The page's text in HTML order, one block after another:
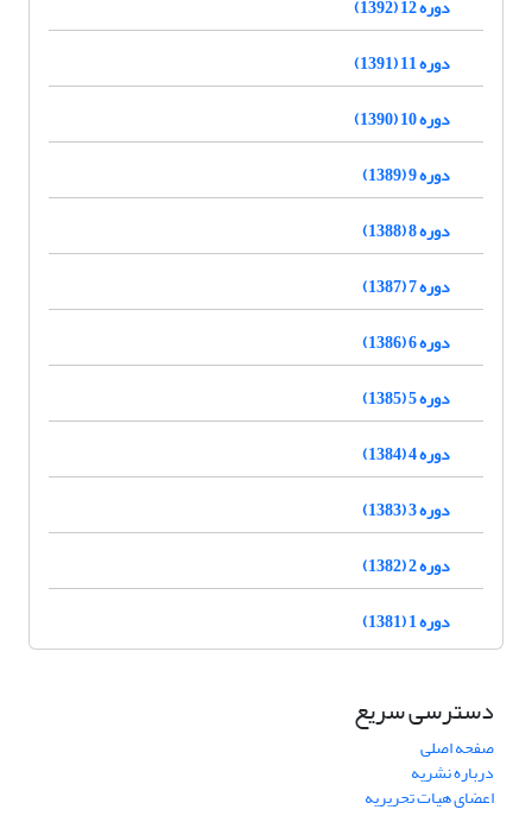
دوره 12 (1392)
دوره 11 (1391)
دوره 10 (1390)
دوره 9 (1389)
دوره 8 (1388)
دوره 7 (1387)
دوره 6 (1386)
دوره 5 (1385)
دوره 4 (1384)
دوره 3 (1383)
دوره 2 (1382)
دوره 1 (1381)
دسترسی سریع
صفحه اصلی
درباره نشریه
اعضای هیات تحریریه